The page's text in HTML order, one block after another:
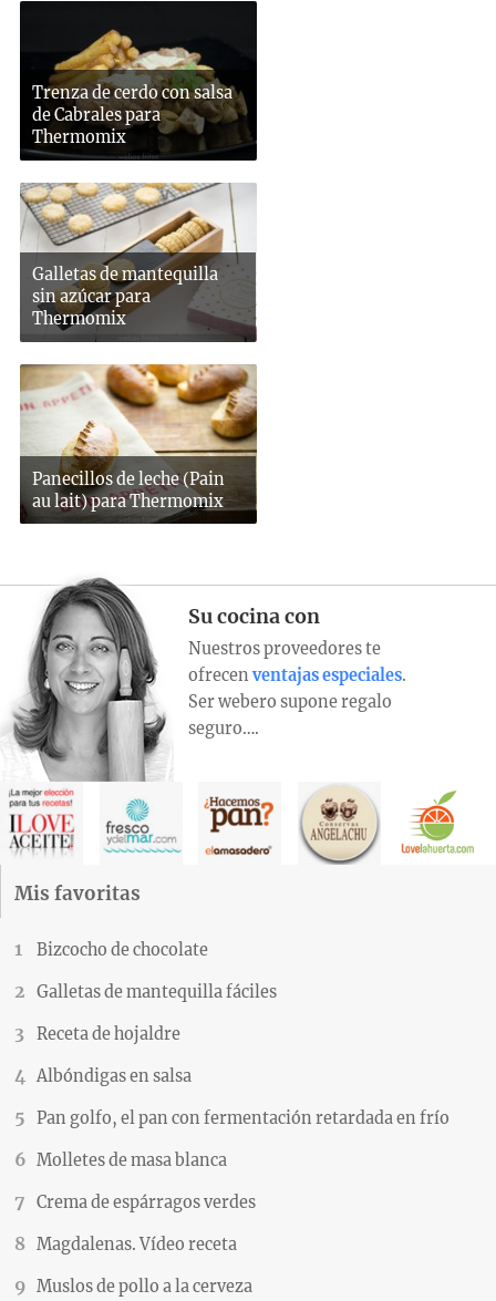
Trenza de cerdo con salsa
de Cabrales para
Thermomix
Galletas de mantequilla
sin azúcar para
Thermomix
Panecillos de leche (Pain
au lait) para Thermomix
Su cocina con
Nuestros proveedores te
ofrecen ventajas especiales.
Ser webero supone regalo
seguro….
Mis favoritas
Bizcocho de chocolate
Galletas de mantequilla fáciles
Receta de hojaldre
Albóndigas en salsa
Pan golfo, el pan con fermentación retardada en frío
Molletes de masa blanca
Crema de espárragos verdes
Magdalenas. Vídeo receta
Muslos de pollo a la cerveza